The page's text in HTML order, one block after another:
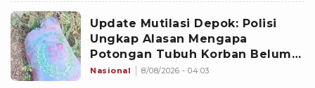
Update Mutilasi Depok: Polisi
Ungkap Alasan Mengapa
Potongan Tubuh Korban Belum
Juga Ditemukan
Nasional 8/08/2026 - 04:03